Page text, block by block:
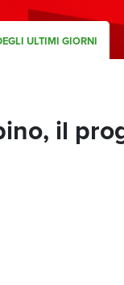
ULTIMI GIORNI
il